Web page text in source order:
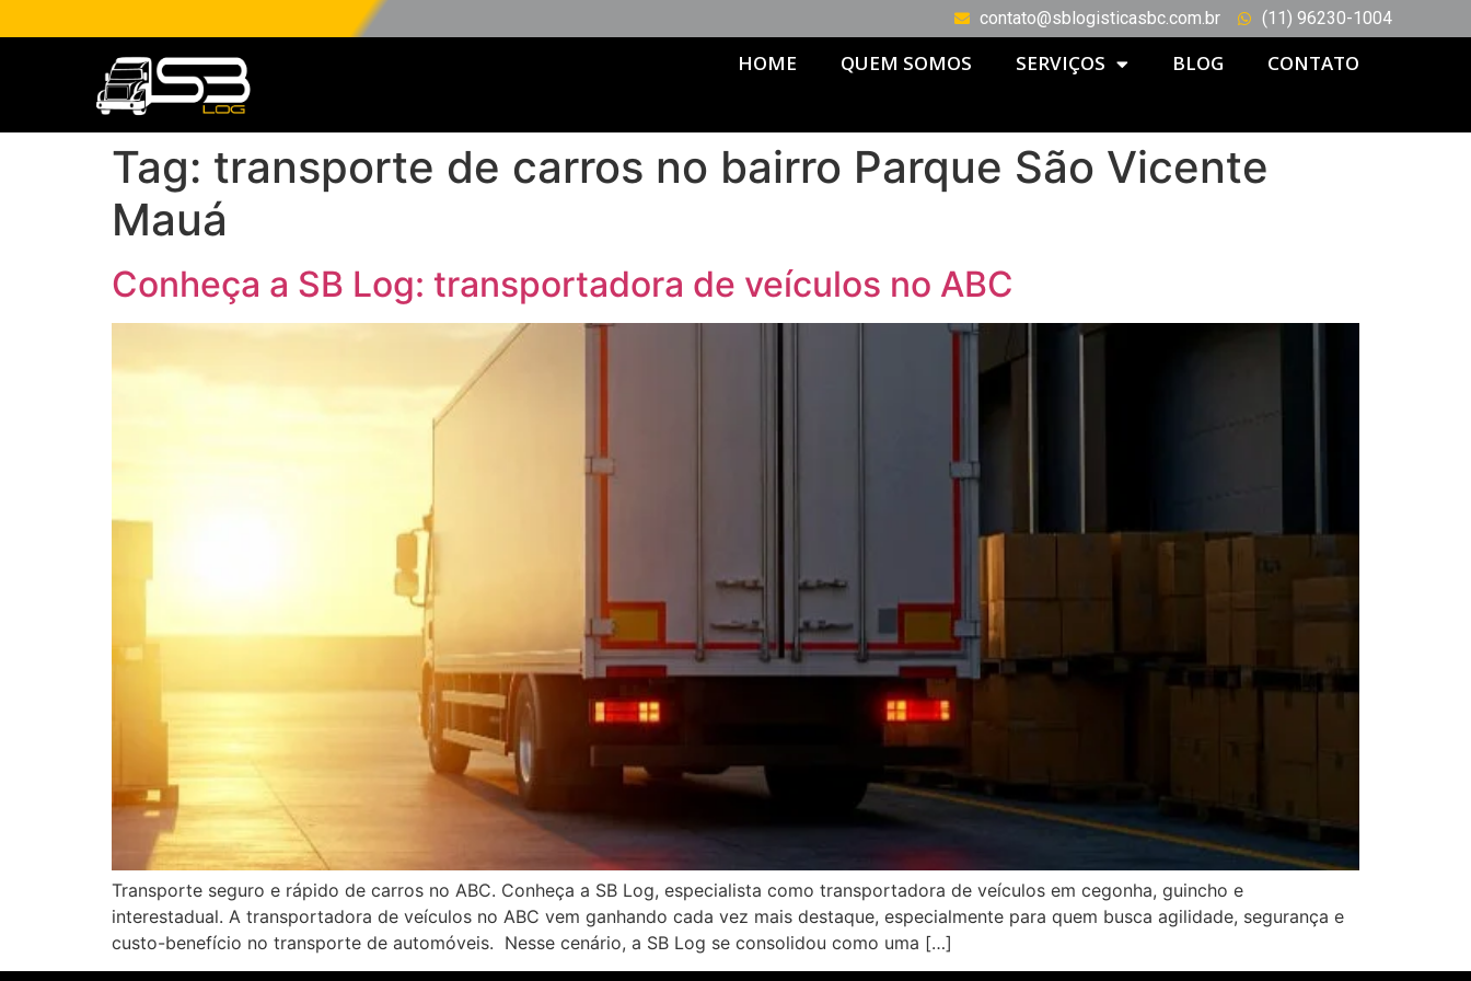
contato@sblogisticasbc.com.br (11) 96230-1004
HOME QUEM SOMOS SERVIÇOS BLOG CONTATO
Tag: transporte de carros no bairro Parque São Vicente
Mauá
Conheça a SB Log: transportadora de veículos no ABC
Transporte seguro e rápido de carros no ABC. Conheça a SB Log, especialista como transportadora de veículos em cegonha, guincho e
interestadual. A transportadora de veículos no ABC vem ganhando cada vez mais destaque, especialmente para quem busca agilidade, segurança e
custo-benefício no transporte de automóveis. Nesse cenário, a SB Log se consolidou como uma […]